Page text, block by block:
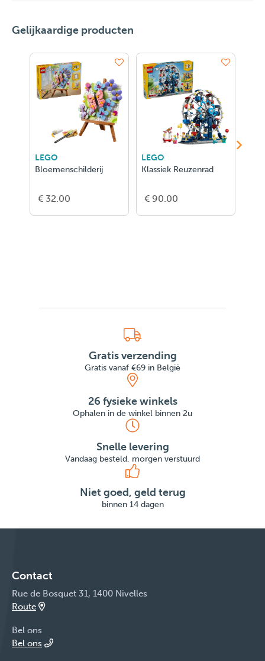
Gelijkaardige producten
LEGO
Bloemenschilderij
€ 32.00
LEGO
Klassiek Reuzenrad
€ 90.00
Gratis verzending
Gratis vanaf €69 in België
26 fysieke winkels
Ophalen in de winkel binnen 2u
Snelle levering
Vandaag besteld, morgen verstuurd
Niet goed, geld terug
binnen 14 dagen
Contact
Rue de Bosquet 31, 1400 Nivelles
Route
Bel ons
Bel ons